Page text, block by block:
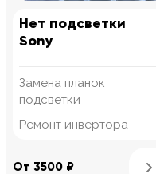
Нет подсветки
Sony
Замена планок
подсветки
Ремонт инвертора
От 3500 ₽